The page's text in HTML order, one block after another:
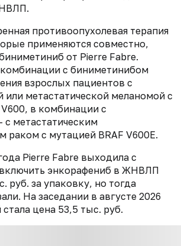
противоопухолевая терапия
применяются совместно,
от Pierre Fabre.
с биниметинибом
взрослых пациентов с
или метастатической меланомой с
в комбинации с
с метастатическим
раком с мутацией BRAF V600E.
Pierre Fabre выходила с
энкорафениб в ЖНВЛП
руб. за упаковку, но тогда
На заседании в августе 2026
цена 53,5 тыс. руб.